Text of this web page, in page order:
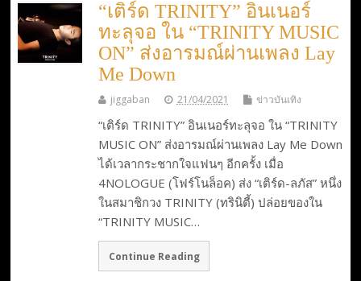
“เติร์ด TRINITY” อินเนอร์
ทะลุจอ ใน “TRINITY MUSIC
ON” ส่งอารมณ์ผ่านเพลง Lay
Me Down
jiggaban 21/04/2021 ข่าวบันเทิง
“เติร์ด TRINITY” อินเนอร์ทะลุจอ ใน “TRINITY
MUSIC ON” ส่งอารมณ์ผ่านเพลง Lay Me Down
ได้เวลากระชากใจแฟนๆ อีกครั้ง เมื่อ
4NOLOGUE (โฟร์โนล็อค) ส่ง “เติร์ด-ลภัส” หนึ่ง
ในสมาชิกวง TRINITY (ทรินิตี้) ปล่อยของใน
“TRINITY MUSIC…
Continue Reading